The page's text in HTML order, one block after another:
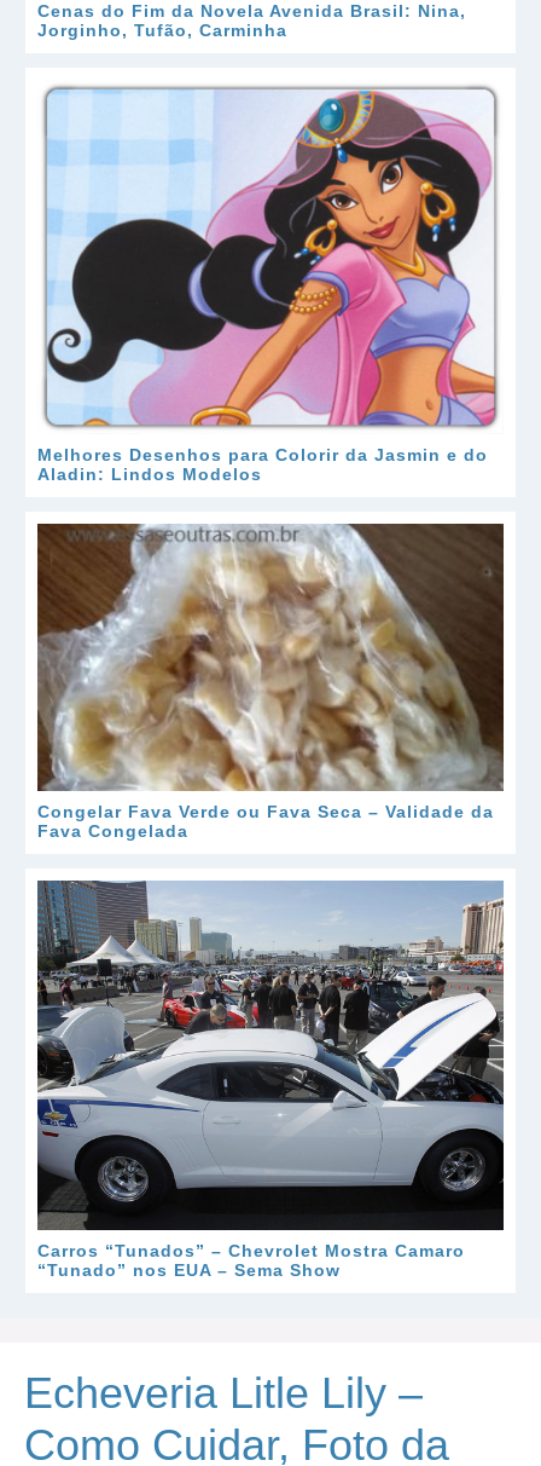
Cenas do Fim da Novela Avenida Brasil: Nina,
Jorginho, Tufão, Carminha
Melhores Desenhos para Colorir da Jasmin e do
Aladin: Lindos Modelos
Congelar Fava Verde ou Fava Seca – Validade da
Fava Congelada
Carros “Tunados” – Chevrolet Mostra Camaro
“Tunado” nos EUA – Sema Show
Echeveria Litle Lily –
Como Cuidar, Foto da